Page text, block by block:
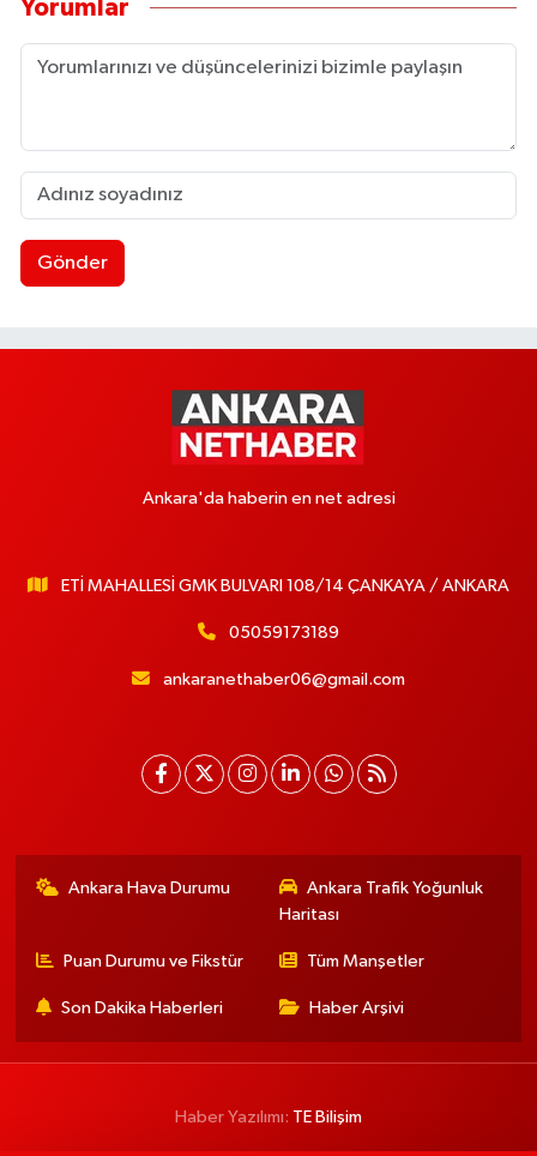
Yorumlar
Gönder
Ankara'da haberin en net adresi
ETİ MAHALLESİ GMK BULVARI 108/14 ÇANKAYA / ANKARA
05059173189
ankaranethaber06@gmail.com
Ankara Hava Durumu
Ankara Trafik Yoğunluk
Haritası
Puan Durumu ve Fikstür Tüm Manşetler
Son Dakika Haberleri Haber Arşivi
Haber Yazılımı: TE Bilişim